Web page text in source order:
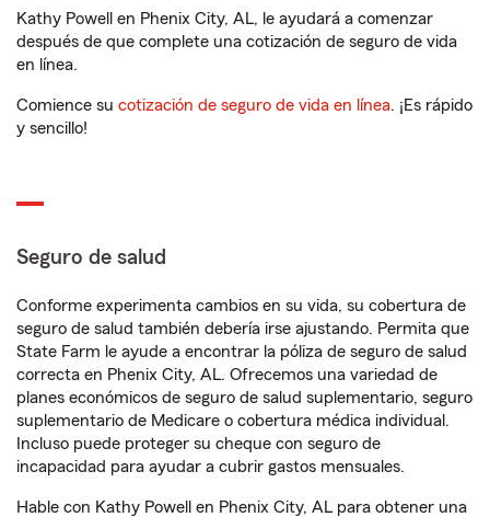
Kathy Powell en Phenix City, AL, le ayudará a comenzar
después de que complete una cotización de seguro de vida
en línea.
Comience su cotización de seguro de vida en línea. ¡Es rápido
y sencillo!
Seguro de salud
Conforme experimenta cambios en su vida, su cobertura de
seguro de salud también debería irse ajustando. Permita que
State Farm le ayude a encontrar la póliza de seguro de salud
correcta en Phenix City, AL. Ofrecemos una variedad de
planes económicos de seguro de salud suplementario, seguro
suplementario de Medicare o cobertura médica individual.
Incluso puede proteger su cheque con seguro de
incapacidad para ayudar a cubrir gastos mensuales.
Hable con Kathy Powell en Phenix City, AL para obtener una